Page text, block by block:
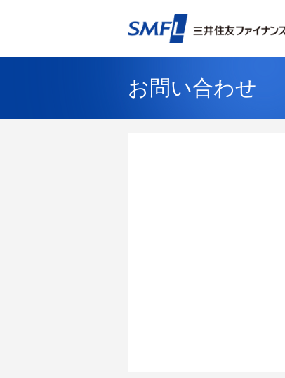
お問い合わせ